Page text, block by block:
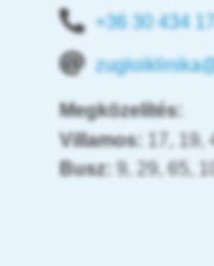
+36 30 434
Megközelítés:
Villamos:
17, 19,
Busz:
9, 29, 65,